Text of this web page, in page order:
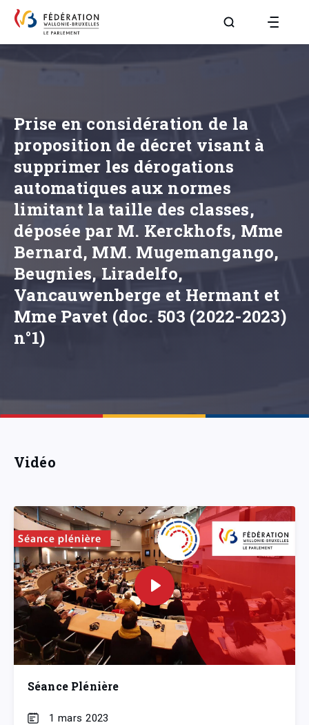
Aller à la page
Prise en considération de la
proposition de décret visant à
supprimer les dérogations
automatiques aux normes
limitant la taille des classes,
déposée par M. Kerckhofs, Mme
Bernard, MM. Mugemangango,
Beugnies, Liradelfo,
Vancauwenberge et Hermant et
Mme Pavet (doc. 503 (2022-2023)
n°1)
Vidéo
Séance Plénière
1 mars 2023